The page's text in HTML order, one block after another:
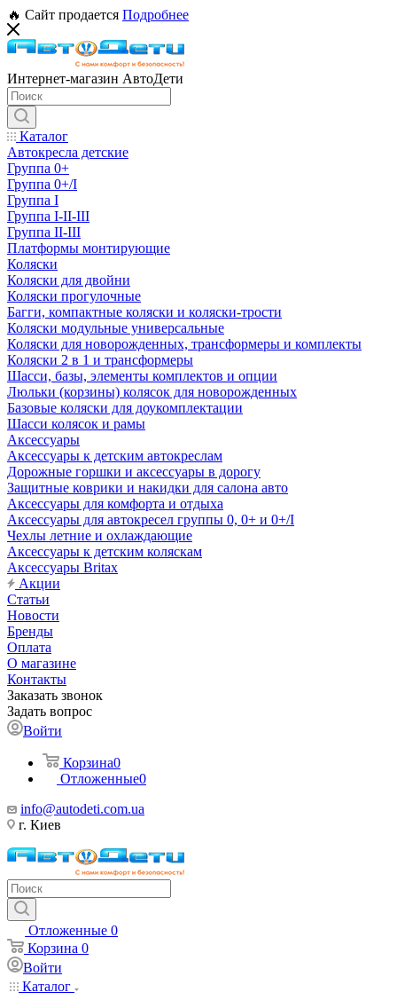
🔥 Сайт продается Подробнее
Интернет-магазин АвтоДети
Каталог
Автокресла детские
Группа 0+
Группа 0+/I
Группа I
Группа I-II-III
Группа II-III
Платформы монтирующие
Коляски
Коляски для двойни
Коляски прогулочные
Багги, компактные коляски и коляски-трости
Коляски модульные универсальные
Коляски для новорожденных, трансформеры и комплекты
Коляски 2 в 1 и трансформеры
Шасси, базы, элементы комплектов и опции
Люльки (корзины) колясок для новорожденных
Базовые коляски для доукомплектации
Шасси колясок и рамы
Аксессуары
Аксессуары к детским автокреслам
Дорожные горшки и аксессуары в дорогу
Защитные коврики и накидки для салона авто
Аксессуары для комфорта и отдыха
Аксессуары для автокресел группы 0, 0+ и 0+/I
Чехлы летние и охлаждающие
Аксессуары к детским коляскам
Аксессуары Britax
Акции
Статьи
Новости
Бренды
Оплата
О магазине
Контакты
Заказать звонок
Задать вопрос
Войти
Корзина0
Отложенные0
info@autodeti.com.ua
г. Киев
Отложенные 0
Корзина 0
Войти
Каталог